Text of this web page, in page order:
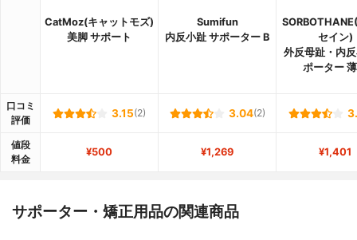
CatMoz(キャットモズ)
美脚 サポート
Sumifun
内反小趾 サポーター B
セイン)
外反母趾・内
ポーター
口コミ
評価
3.15(2) 3.04(2)
値段
料金
¥500 ¥1,269 ¥1,401
サポーター・矯正用品の関連商品